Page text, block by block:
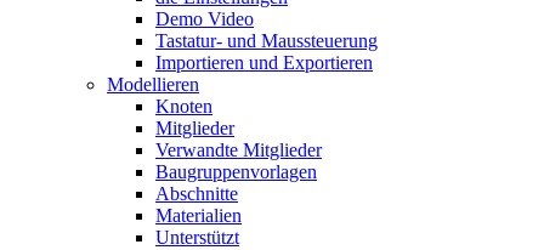
Demo Video
Tastatur- und Maussteuerung
Importieren und Exportieren
Modellieren
Knoten
Mitglieder
Verwandte Mitglieder
Baugruppenvorlagen
Abschnitte
Materialien
Unterstützt